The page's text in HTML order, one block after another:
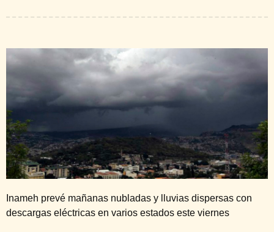
Inameh prevé mañanas nubladas y lluvias dispersas con
descargas eléctricas en varios estados este viernes